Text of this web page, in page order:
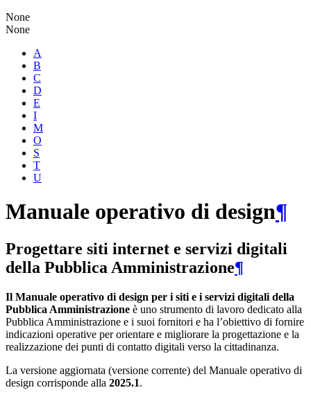
None
None
A
B
C
D
E
I
M
O
S
T
U
Manuale operativo di design¶
Progettare siti internet e servizi digitali
della Pubblica Amministrazione¶
Il Manuale operativo di design per i siti e i servizi digitali della
Pubblica Amministrazione è uno strumento di lavoro dedicato alla
Pubblica Amministrazione e i suoi fornitori e ha l’obiettivo di fornire
indicazioni operative per orientare e migliorare la progettazione e la
realizzazione dei punti di contatto digitali verso la cittadinanza.
La versione aggiornata (versione corrente) del Manuale operativo di
design corrisponde alla 2025.1.